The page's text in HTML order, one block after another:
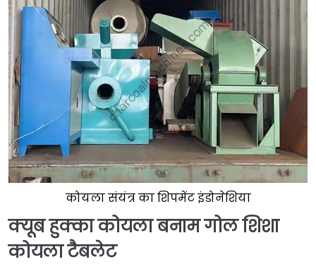
कोयला संयंत्र का शिपमेंट इंडोनेशिया
क्यूब हुक्का कोयला बनाम गोल शिशा
कोयला टैबलेट